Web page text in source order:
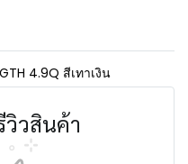
4.9Q สีเทาเงิน
วสินค้า